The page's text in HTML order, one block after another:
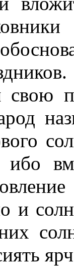
свою
ибо
и